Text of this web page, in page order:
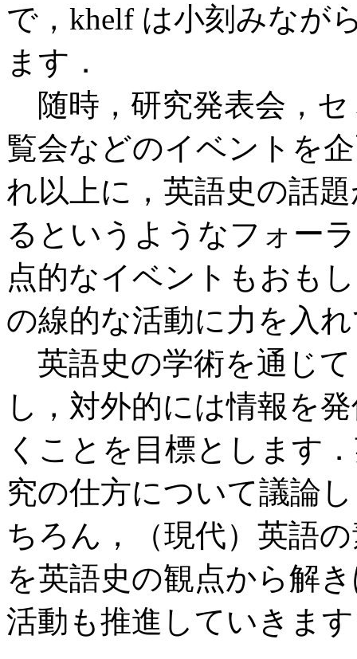
で，khelf は小刻みなが
ます．
随時，研究発表会，
覧会などのイベントを
れ以上に，英語史の話
るというようなフォー
点的なイベントもおも
の線的な活動に力を入
英語史の学術を通じ
し，対外的には情報を
くことを目標とします
究の仕方について議論
ちろん，（現代）英語
を英語史の観点から解
活動も推進していきま